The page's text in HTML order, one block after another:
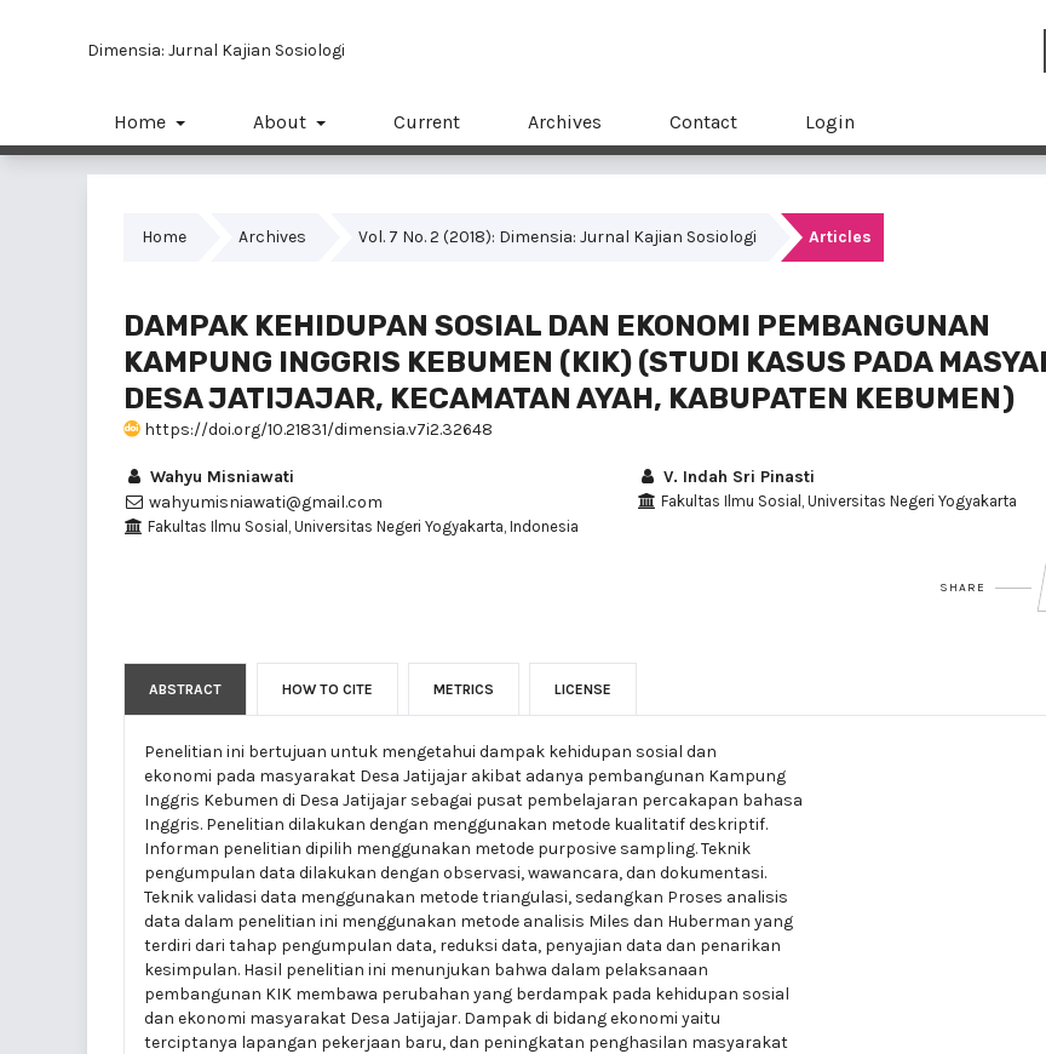
Dimensia: Jurnal Kajian Sosiologi
Home About Current Archives Contact Login
Home Archives Vol. 7 No. 2 (2018): Dimensia: Jurnal Kajian Sosiologi Articles
DAMPAK KEHIDUPAN SOSIAL DAN EKONOMI PEMBANGUNAN
KAMPUNG INGGRIS KEBUMEN (KIK) (STUDI KASUS PADA
DESA JATIJAJAR, KECAMATAN AYAH, KABUPATEN KEBUMEN)
https://doi.org/10.21831/dimensia.v7i2.32648
Wahyu Misniawati
wahyumisniawati@gmail.com
Fakultas Ilmu Sosial, Universitas Negeri Yogyakarta, Indonesia
V. Indah Sri Pinasti
Fakultas Ilmu Sosial, Universitas Negeri Yogyakarta
SHARE
ABSTRACT HOW TO CITE METRICS LICENSE
Penelitian ini bertujuan untuk mengetahui dampak kehidupan sosial dan
ekonomi pada masyarakat Desa Jatijajar akibat adanya pembangunan Kampung
Inggris Kebumen di Desa Jatijajar sebagai pusat pembelajaran percakapan bahasa
Inggris. Penelitian dilakukan dengan menggunakan metode kualitatif deskriptif.
Informan penelitian dipilih menggunakan metode purposive sampling. Teknik
pengumpulan data dilakukan dengan observasi, wawancara, dan dokumentasi.
Teknik validasi data menggunakan metode triangulasi, sedangkan Proses analisis
data dalam penelitian ini menggunakan metode analisis Miles dan Huberman yang
terdiri dari tahap pengumpulan data, reduksi data, penyajian data dan penarikan
kesimpulan. Hasil penelitian ini menunjukan bahwa dalam pelaksanaan
pembangunan KIK membawa perubahan yang berdampak pada kehidupan sosial
dan ekonomi masyarakat Desa Jatijajar. Dampak di bidang ekonomi yaitu
terciptanya lapangan pekerjaan baru, dan peningkatan penghasilan masyarakat